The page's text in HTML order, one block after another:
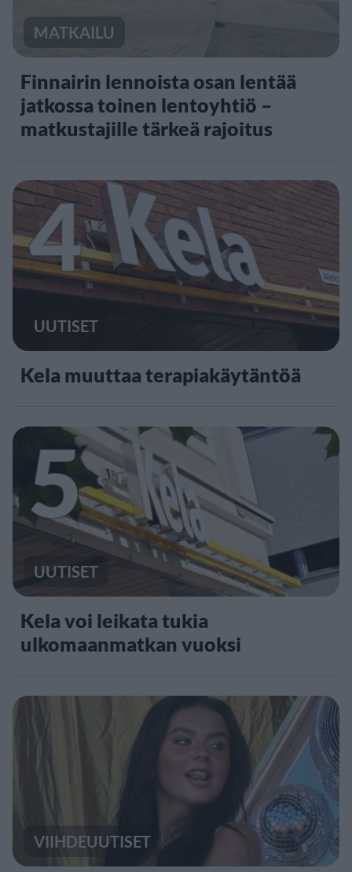
MATKAILU
Finnairin lennoista osan lentää
jatkossa toinen lentoyhtiö –
matkustajille tärkeä rajoitus
4
UUTISET
Kela muuttaa terapiakäytäntöä
5
UUTISET
Kela voi leikata tukia
ulkomaanmatkan vuoksi
VIIHDEUUTISET